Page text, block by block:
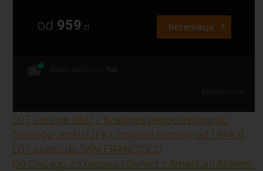
od 959 zł Rezerwacja
LOT zacznie latać z Krakowa bezpośrednio do
Nowego Jorku (JFK), majowe terminy od 1974 zł
LOT poleci do SAN FRANCISCO
Do Chicago z Krakowa również z American Airlines!